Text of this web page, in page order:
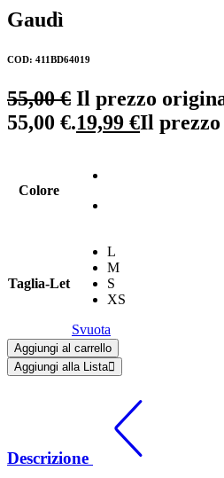
Gaudì
COD: 411BD64019
55,00€ Il prezzo
55,00 €.19,99 €Il prezzo
Colore
Taglia-Let
L
M
S
XS
Svuota
Aggiungi al carrello
Aggiungi alla Lista
Descrizione